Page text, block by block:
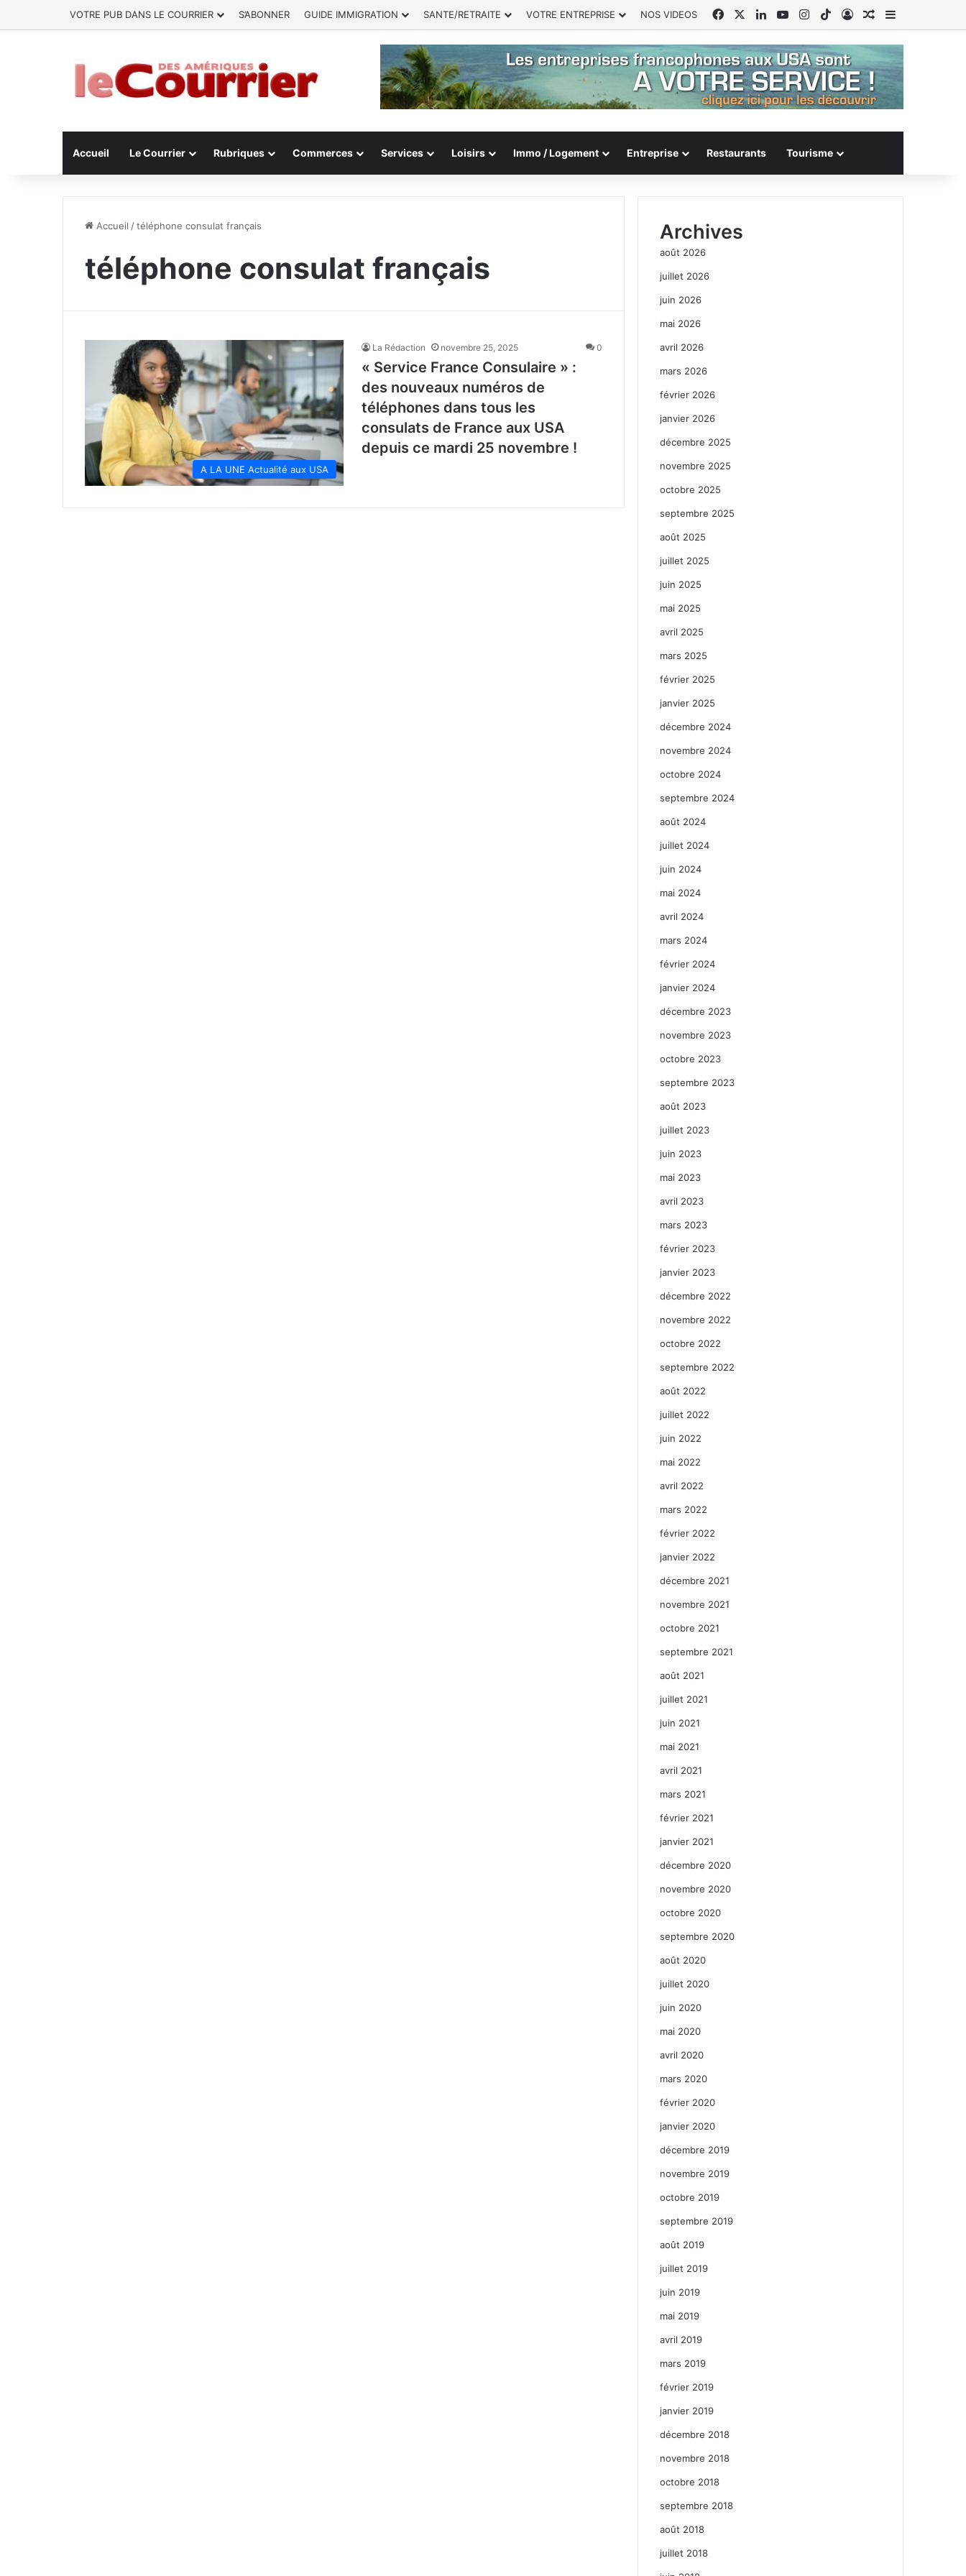
VOTRE PUB DANS LE COURRIER S’ABONNER GUIDE IMMIGRATION SANTE/RETRAITE VOTRE ENTREPRISE NOS VIDEOS FacebookLinkedinYouTubeInstagram
TikTokConnexion
Article Aléatoire
Sidebar
Accueil Le Courrier Rubriques Commerces Services Loisirs Immo / Logement Entreprise Restaurants Tourisme
Accueil /téléphone consulat français
téléphone consulat français
A LA UNE Actualité aux USA
La Rédaction novembre 25, 2025 0
« Service France Consulaire » :
des nouveaux numéros de
téléphones dans tous les
consulats de France aux USA
depuis ce mardi 25 novembre !
Archives
août 2026
juillet 2026
juin 2026
mai 2026
avril 2026
mars 2026
février 2026
janvier 2026
décembre 2025
novembre 2025
octobre 2025
septembre 2025
août 2025
juillet 2025
juin 2025
mai 2025
avril 2025
mars 2025
février 2025
janvier 2025
décembre 2024
novembre 2024
octobre 2024
septembre 2024
août 2024
juillet 2024
juin 2024
mai 2024
avril 2024
mars 2024
février 2024
janvier 2024
décembre 2023
novembre 2023
octobre 2023
septembre 2023
août 2023
juillet 2023
juin 2023
mai 2023
avril 2023
mars 2023
février 2023
janvier 2023
décembre 2022
novembre 2022
octobre 2022
septembre 2022
août 2022
juillet 2022
juin 2022
mai 2022
avril 2022
mars 2022
février 2022
janvier 2022
décembre 2021
novembre 2021
octobre 2021
septembre 2021
août 2021
juillet 2021
juin 2021
mai 2021
avril 2021
mars 2021
février 2021
janvier 2021
décembre 2020
novembre 2020
octobre 2020
septembre 2020
août 2020
juillet 2020
juin 2020
mai 2020
avril 2020
mars 2020
février 2020
janvier 2020
décembre 2019
novembre 2019
octobre 2019
septembre 2019
août 2019
juillet 2019
juin 2019
mai 2019
avril 2019
mars 2019
février 2019
janvier 2019
décembre 2018
novembre 2018
octobre 2018
septembre 2018
août 2018
juillet 2018